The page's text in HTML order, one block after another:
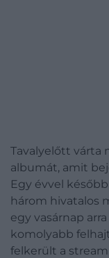
Tavalyelőtt várta
albumát, amit
Egy évvel
három hivatalos
egy vasárnap
komolyabb
felkerült a